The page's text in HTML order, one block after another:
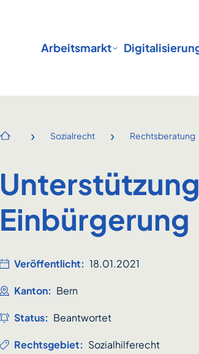
Arbeitsmarkt
Startseite
› Sozialrecht › Rechtsberatung
Einbürgerung
Veröffentlicht: 18.01.2021
Kanton: Bern
Status: Beantwortet
Rechtsgebiet: Sozialhilferecht